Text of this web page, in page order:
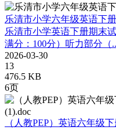
乐清市小学六年级英语下
乐清市小学英语下册期末
满分：100分）听力部分（
2026-03-30
13
476.5 KB
6页
（人教PEP）英语六年级